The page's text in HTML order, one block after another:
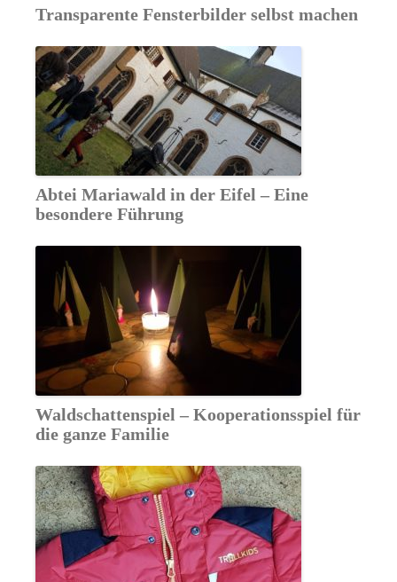
Transparente Fensterbilder selbst machen
Abtei Mariawald in der Eifel – Eine
besondere Führung
Waldschattenspiel – Kooperationsspiel für
die ganze Familie